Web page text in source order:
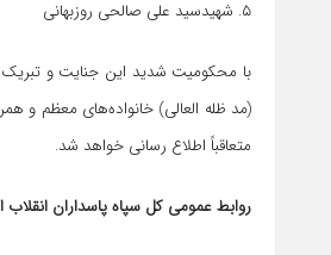
۵. شهیدسید علی صالحی روزبهانی
با محکومیت شدید این جنایت و
(مد ظله العالی) خانواده‌های معظم و
متعاقباً اطلاع رسانی خواهد شد.
روابط عمومی کل سپاه پاسداران انقلاب